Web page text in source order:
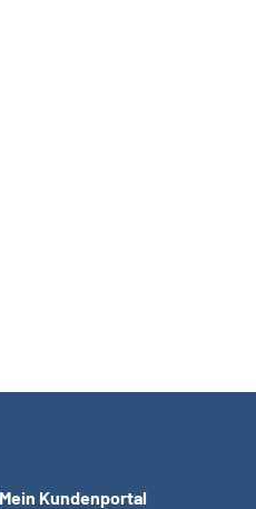
Mein Kundenportal